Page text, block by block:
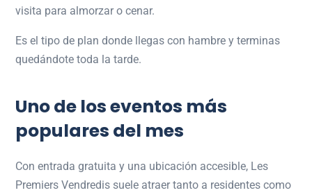
visita para almorzar o cenar.
Es el tipo de plan donde llegas con hambre y terminas
quedándote toda la tarde.
Uno de los eventos más
populares del mes
Con entrada gratuita y una ubicación accesible, Les
Premiers Vendredis suele atraer tanto a residentes como